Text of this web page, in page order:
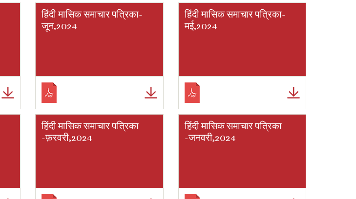
हिंदी मासिक समाचार पत्रिका-
जून,2024
हिंदी मासिक समाचार पत्रिका-
मई,2024
हिंदी मासिक समाचार पत्रिका
-फ़रवरी,2024
हिंदी मासिक समाचार पत्रिका
-जनवरी,2024